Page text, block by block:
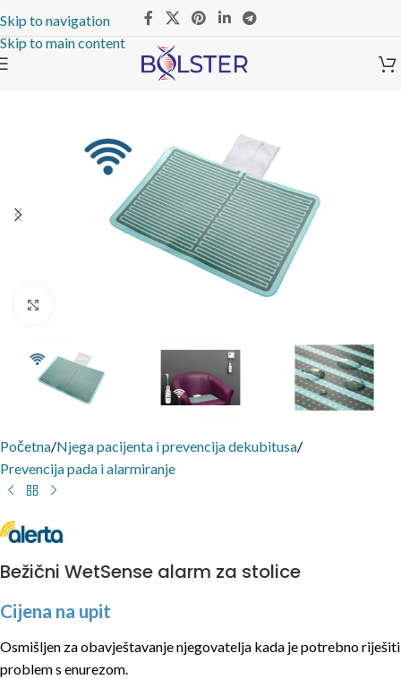
Skip to navigation
Skip to main content
Početna/Njega pacijenta i prevencija dekubitusa/
Prevencija pada i alarmiranje
Bežični WetSense alarm za stolice
Cijena na upit
Osmišljen za obavještavanje njegovatelja kada je potrebno riješiti
problem s enurezom.